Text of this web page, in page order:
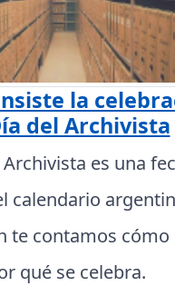
la
del Archivista
Archivista es una
calendario
te contamos cómo
qué se celebra.